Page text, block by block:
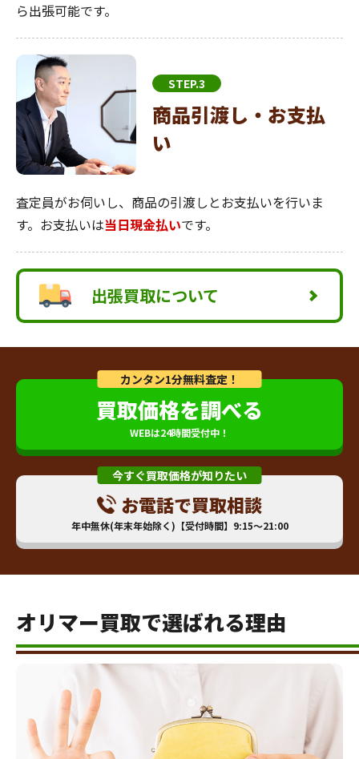
ら出張可能です。
STEP.3
商品引渡し・お支払
い
査定員がお伺いし、商品の引渡しとお支払いを行いま
す。お支払いは当日現金払いです。
出張買取について
カンタン1分無料査定！
買取価格を調べる
WEBは24時間受付中！
今すぐ買取価格が知りたい
お電話で買取相談
年中無休(年末年始除く)【受付時間】9:15～21:00
オリマー買取で選ばれる理由